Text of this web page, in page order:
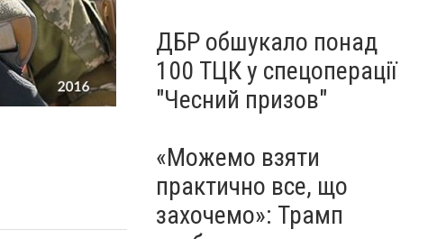
ДБР обшукало понад
100 ТЦК у спецоперації
"Чесний призов"
«Можемо взяти
практично все, що
захочемо»: Трамп